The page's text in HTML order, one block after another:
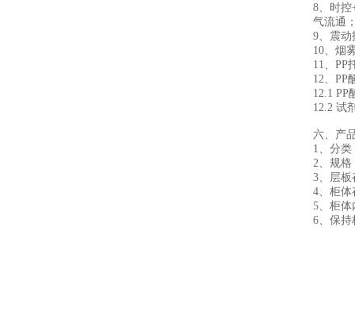
8、时控
气流通
9、震动
10、烟
11、PP
12、PP
12.1
12.2 试
六、产
1、分
2、规格
3、层板
4、柜体
5、柜体
6、保持